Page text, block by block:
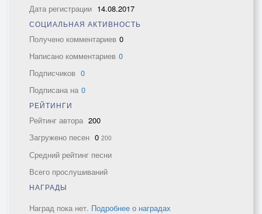
Дата регистрации 14.08.2017
СОЦИАЛЬНАЯ АКТИВНОСТЬ
Получено комментариев 0
Написано комментариев 0
Подписчиков 0
Подписана на 0
РЕЙТИНГИ
Рейтинг автора 200
Загружено песен 0 200
Средний рейтинг песни
Всего прослушиваний
НАГРАДЫ
Наград пока нет. Подробнее о наградах